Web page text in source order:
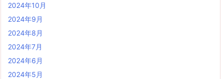
2024年10月
2024年9月
2024年8月
2024年7月
2024年6月
2024年5月